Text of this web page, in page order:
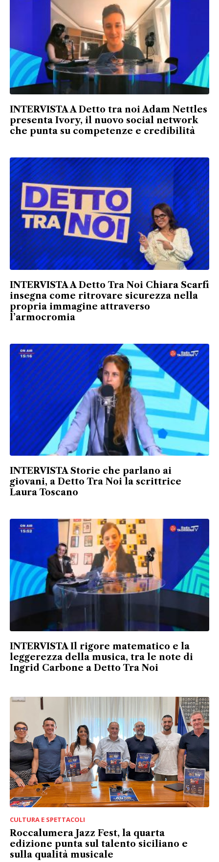
INTERVISTA A Detto tra noi Adam Nettles
presenta Ivory, il nuovo social network
che punta su competenze e credibilità
INTERVISTA A Detto Tra Noi Chiara Scarfì
insegna come ritrovare sicurezza nella
propria immagine attraverso
l’armocromia
INTERVISTA Storie che parlano ai
giovani, a Detto Tra Noi la scrittrice
Laura Toscano
INTERVISTA Il rigore matematico e la
leggerezza della musica, tra le note di
Ingrid Carbone a Detto Tra Noi
CULTURA E SPETTACOLI
Roccalumera Jazz Fest, la quarta
edizione punta sul talento siciliano e
sulla qualità musicale